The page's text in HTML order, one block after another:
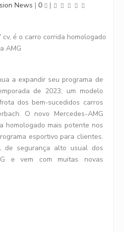
News | 0 |
a expandir seu programa de
de 2023, um modelo
dos bem-sucedidos carros
O novo Mercedes-AMG
homologado mais potente nos
esportivo para clientes.
segurança alto usual dos
e vem com muitas novas